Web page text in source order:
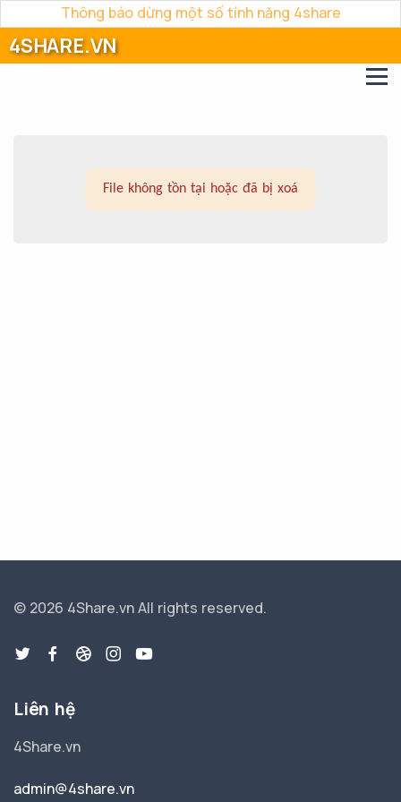
Thông báo dừng một số tính năng 4share
4SHARE.VN
File không tồn tại hoặc đã bị xoá
© 2026 4Share.vnAll rights reserved.
Liên hệ
4Share.vn
admin@4share.vn